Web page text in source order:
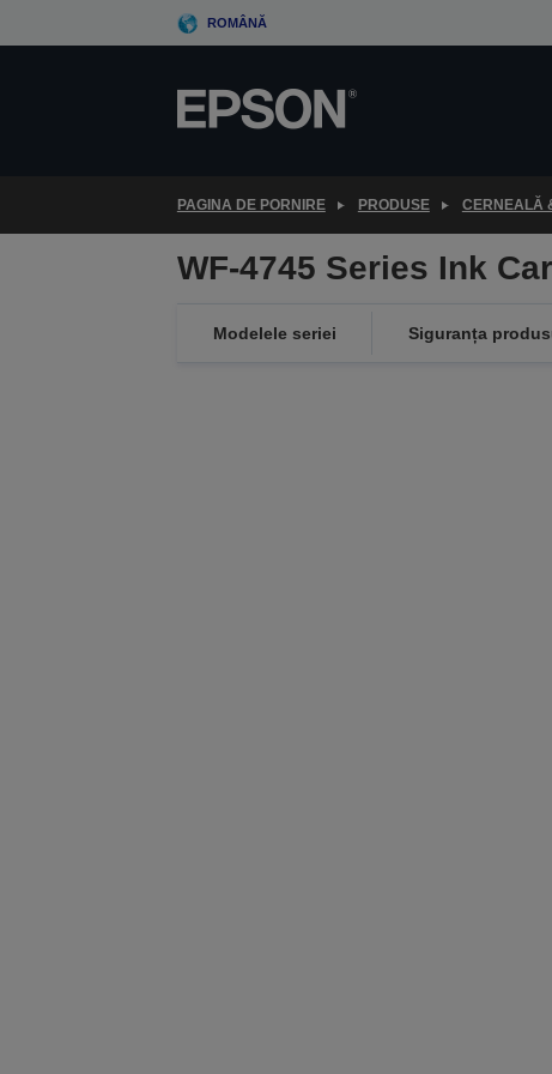
to
ROMÂNĂ
PAGINA DE PORNIRE PRODUSE CERNEALĂ
WF-4745 Series Ink
Modelele seriei Siguranța